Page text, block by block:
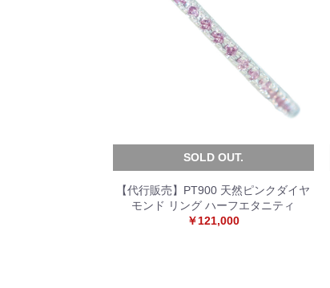
SOLD OUT.
【代行販売】PT900 天然ピンクダイヤ
モンド リング ハーフエタニティ
￥121,000